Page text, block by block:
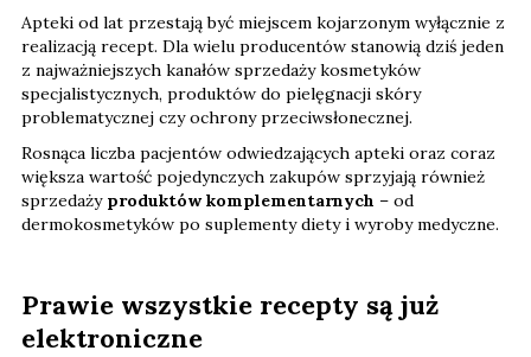
Apteki od lat przestają być miejscem kojarzonym wyłącznie z
realizacją recept. Dla wielu producentów stanowią dziś jeden
z najważniejszych kanałów sprzedaży kosmetyków
specjalistycznych, produktów do pielęgnacji skóry
problematycznej czy ochrony przeciwsłonecznej.
Rosnąca liczba pacjentów odwiedzających apteki oraz coraz
większa wartość pojedynczych zakupów sprzyjają również
sprzedaży produktów komplementarnych – od
dermokosmetyków po suplementy diety i wyroby medyczne.
Prawie wszystkie recepty są już
elektroniczne